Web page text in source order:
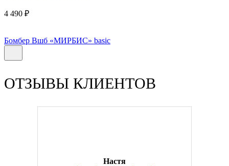
4 490 ₽
Бомбер Вшб «МИРБИС» basic
ОТЗЫВЫ КЛИЕНТОВ
Настя